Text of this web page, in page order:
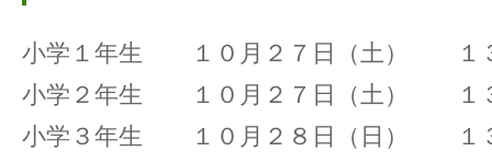
小学１年生 １０月２７日（土） １３
小学２年生 １０月２７日（土） １３
小学３年生 １０月２８日（日） １３